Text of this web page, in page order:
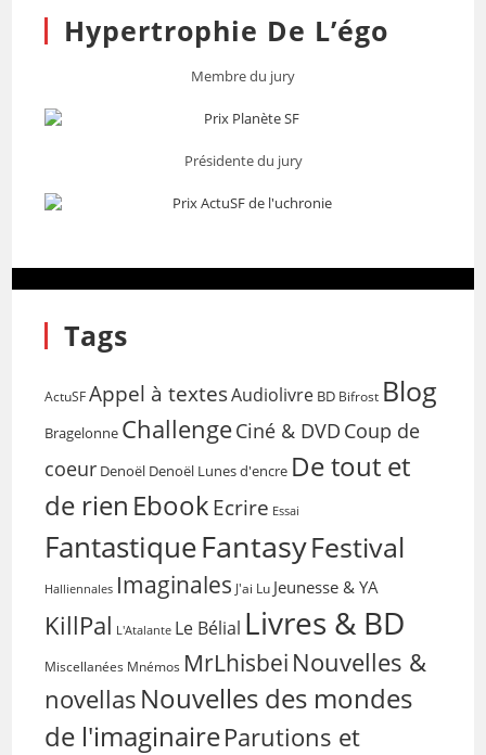
Hypertrophie De L’égo
Membre du jury
Présidente du jury
Tags
ActuSF Appel à textesAudiolivre BD Bifrost Blog
Bragelonne ChallengeCiné & DVD Coup de
coeur Denoël Denoël Lunes d'encre De tout et
de rien EbookEcrire Essai
FantastiqueFantasyFestival
Halliennales Imaginales J'ai Lu Jeunesse & YA
KillPal L'Atalante Le Bélial Livres & BD
Miscellanées Mnémos MrLhisbei Nouvelles &
novellas Nouvelles des mondes
de l'imaginaireParutions et